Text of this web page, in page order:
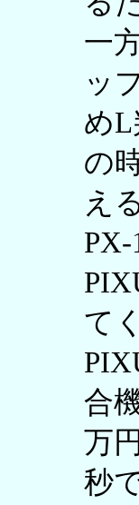
一
ッ
めL
の
え
て
合
万
秒